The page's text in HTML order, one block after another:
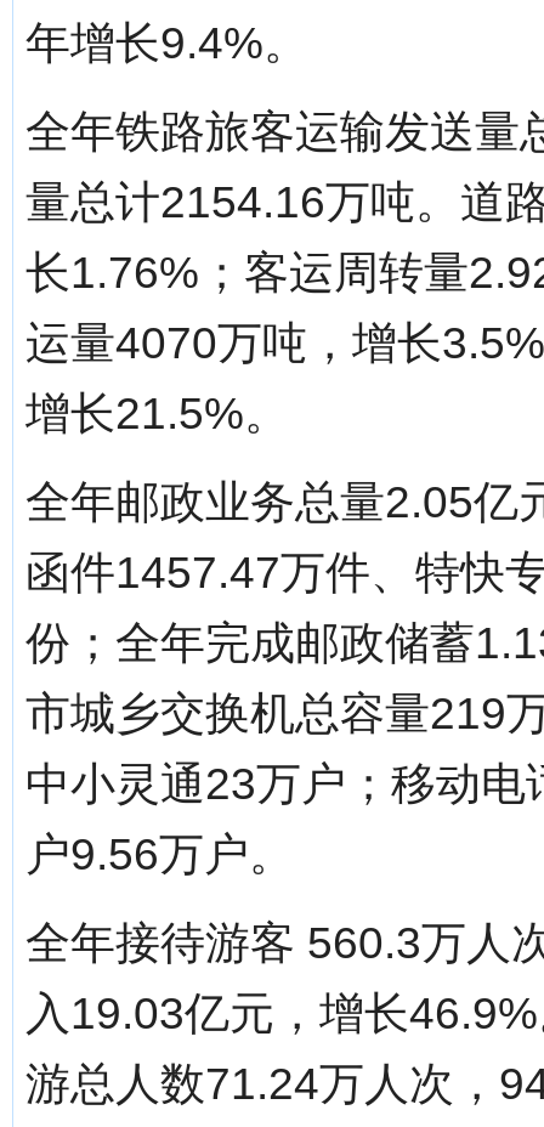
年增长9.4%。
全年铁路旅客运输发送量
量总计2154.16万吨。道
长1.76%；客运周转量
运量4070万吨，增长
增长21.5%。
全年邮政业务总量2.05亿
函件1457.47万件、特快
份；全年完成邮政储蓄
市城乡交换机总容量219
中小灵通23万户；移动
户9.56万户。
全年接待游客 560.3万人
入19.03亿元，增长
游总人数71.24万人次，